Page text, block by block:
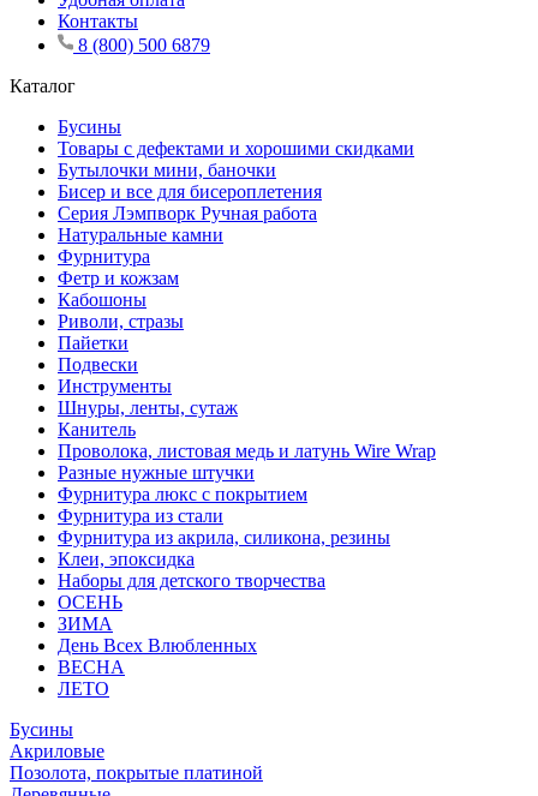
Контакты
8 (800) 500 6879
Каталог
Бусины
Товары с дефектами и хорошими скидками
Бутылочки мини, баночки
Бисер и все для бисероплетения
Серия Лэмпворк Ручная работа
Натуральные камни
Фурнитура
Фетр и кожзам
Кабошоны
Риволи, стразы
Пайетки
Подвески
Инструменты
Шнуры, ленты, сутаж
Канитель
Проволока, листовая медь и латунь Wire Wrap
Разные нужные штучки
Фурнитура люкс с покрытием
Фурнитура из стали
Фурнитура из акрила, силикона, резины
Клеи, эпоксидка
Наборы для детского творчества
ОСЕНЬ
ЗИМА
День Всех Влюбленных
ВЕСНА
ЛЕТО
Бусины
Акриловые
Позолота, покрытые платиной